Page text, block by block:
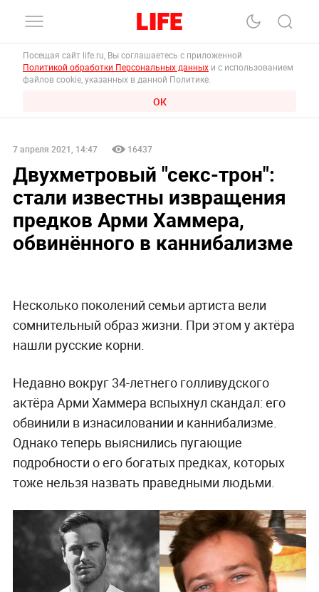
Посещая сайт life.ru, Вы соглашаетесь с приложенной
Политикой обработки Персональных данных и с использованием
файлов cookie, указанных в данной Политике.
ОК
7 апреля 2021, 14:47 16437
Двухметровый "секс-трон":
стали известны извращения
предков Арми Хаммера,
обвинённого в каннибализме
Несколько поколений семьи артиста вели
сомнительный образ жизни. При этом у актёра
нашли русские корни.
Недавно вокруг 34-летнего голливудского
актёра Арми Хаммера вспыхнул скандал: его
обвинили в изнасиловании и каннибализме.
Однако теперь выяснились пугающие
подробности о его богатых предках, которых
тоже нельзя назвать праведными людьми.